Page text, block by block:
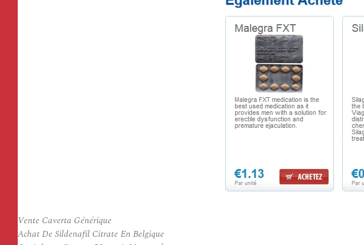
Vente Caverta Générique
Achat De Sildenafil Citrate En Belgique